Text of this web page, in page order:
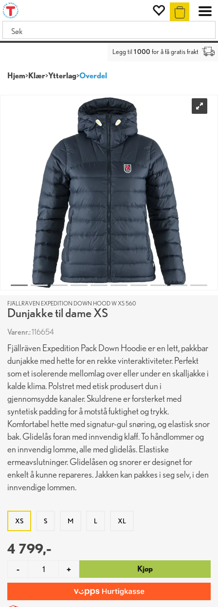
Legg til 1 000 for å få gratis frakt
Hjem>Klær>Ytterlag>Overdel
FJÄLLRÄVEN EXPEDITION DOWN HOOD W XS 560
Dunjakke til dame XS
Varenr.:116654
Fjällräven Expedition Pack Down Hoodie er en lett, pakkbar
dunjakke med hette for en rekke vinteraktiviteter. Perfekt
som et isolerende mellomlag over eller under en skalljakke i
kalde klima. Polstret med etisk produsert dun i
gjennomsydde kanaler. Skuldrene er forsterket med
syntetisk padding for å motstå fuktighet og trykk.
Komfortabel hette med signatur-gul snøring, og elastisk snor
bak. Glidelås foran med innvendig klaff. To håndlommer og
en innvendig lomme, alle med glidelås. Elastiske
ermeavslutninger. Glidelåsen og snorer er designet for
enkelt å kunne repareres. Jakken kan pakkes i seg selv, i den
innvendige lommen.
XS S M L XL
4 799,-
- + Kjøp